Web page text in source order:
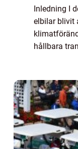
Inledning I
elbilar blivit
hållbara
en